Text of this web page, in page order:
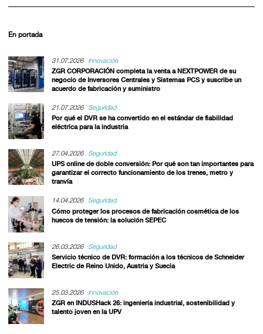
En portada
31.07.2026
Innovación
ZGR CORPORACIÓN completa la venta a NEXTPOWER de su
negocio de Inversores Centrales y Sistemas PCS y suscribe un
acuerdo de fabricación y suministro
21.07.2026
Seguridad
Por qué el DVR se ha convertido en el estándar de fiabilidad
eléctrica para la industria
27.04.2026
Seguridad
UPS online de doble conversión: Por qué son tan importantes para
garantizar el correcto funcionamiento de los trenes, metro y
tranvía
14.04.2026
Seguridad
Cómo proteger los procesos de fabricación cosmética de los
huecos de tensión: la solución SEPEC
26.03.2026
Seguridad
Servicio técnico de DVR: formación a los técnicos de Schneider
Electric de Reino Unido, Austria y Suecia
25.03.2026
Innovación
ZGR en INDUSHack 26: ingeniería industrial, sostenibilidad y
talento joven en la UPV